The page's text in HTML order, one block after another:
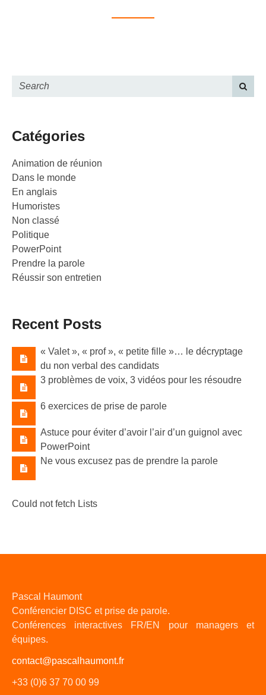
Catégories
Animation de réunion
Dans le monde
En anglais
Humoristes
Non classé
Politique
PowerPoint
Prendre la parole
Réussir son entretien
Recent Posts
« Valet »​, « prof »​, « petite fille »​… le décryptage
du non verbal des candidats
3 problèmes de voix, 3 vidéos pour les résoudre
6 exercices de prise de parole
Astuce pour éviter d’avoir l’air d’un guignol avec
PowerPoint
Ne vous excusez pas de prendre la parole
Could not fetch Lists
Pascal Haumont
Conférencier DISC et prise de parole.
Conférences interactives FR/EN pour managers et
équipes.
contact@pascalhaumont.fr
+33 (0)6 37 70 00 99